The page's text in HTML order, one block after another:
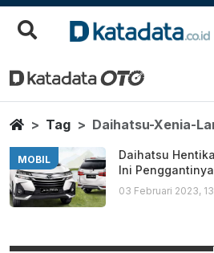
Daihatsu Xenia
Berita Terbaru
HomeTag Daihatsu-Xenia-
MOBIL
Daihatsu
Ini Penggantinya
03 Februari 2023,